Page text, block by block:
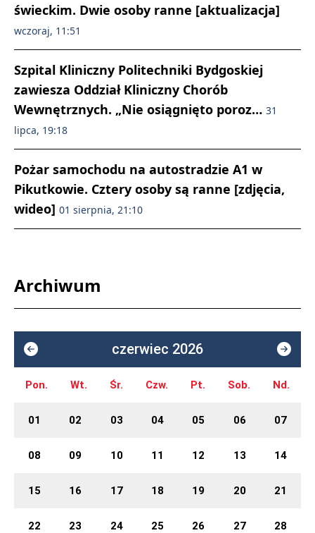
świeckim. Dwie osoby ranne [aktualizacja]
wczoraj, 11:51
Szpital Kliniczny Politechniki Bydgoskiej
zawiesza Oddział Kliniczny Chorób
Wewnętrznych. „Nie osiągnięto poroz… 31
lipca, 19:18
Pożar samochodu na autostradzie A1 w
Pikutkowie. Cztery osoby są ranne [zdjęcia,
wideo] 01 sierpnia, 21:10
Archiwum
czerwiec 2026
Pon. Wt. Śr. Czw. Pt. Sob. Nd.
01 02 03 04 05 06 07
08 09 10 11 12 13 14
15 16 17 18 19 20 21
22 23 24 25 26 27 28